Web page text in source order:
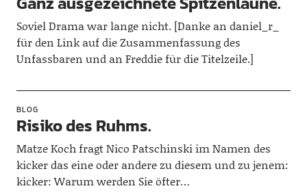
Soviel Drama war lange nicht. [Danke an daniel_r_
für den Link auf die Zusammenfassung des
Unfassbaren und an Freddie für die Titelzeile.]
BLOG
Risiko des Ruhms.
Matze Koch fragt Nico Patschinski im Namen des
kicker das eine oder andere zu diesem und zu jenem:
kicker: Warum werden Sie öfter…